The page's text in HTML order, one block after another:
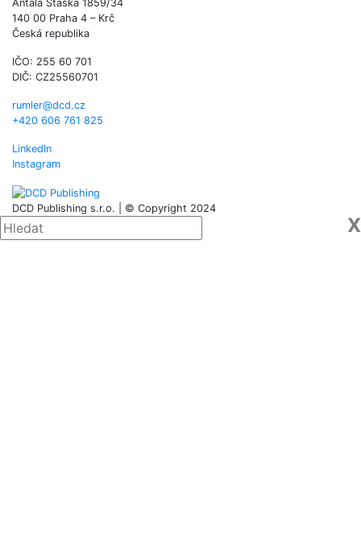
Antala Staška 1859/34
140 00 Praha 4 – Krč
Česká republika
IČO: 255 60 701
DIČ: CZ25560701
rumler@dcd.cz
+420 606 761 825
LinkedIn
Instagram
DCD Publishing s.r.o. | © Copyright 2024
X